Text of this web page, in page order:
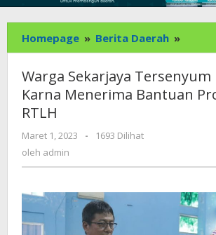
Homepage » Berita Daerah »
Karna
Warga Sekarjaya Tersenyum
Karna Menerima Bantuan
RTLH
Maret 1, 2023
oleh
-
1693 Dilihat
oleh admin